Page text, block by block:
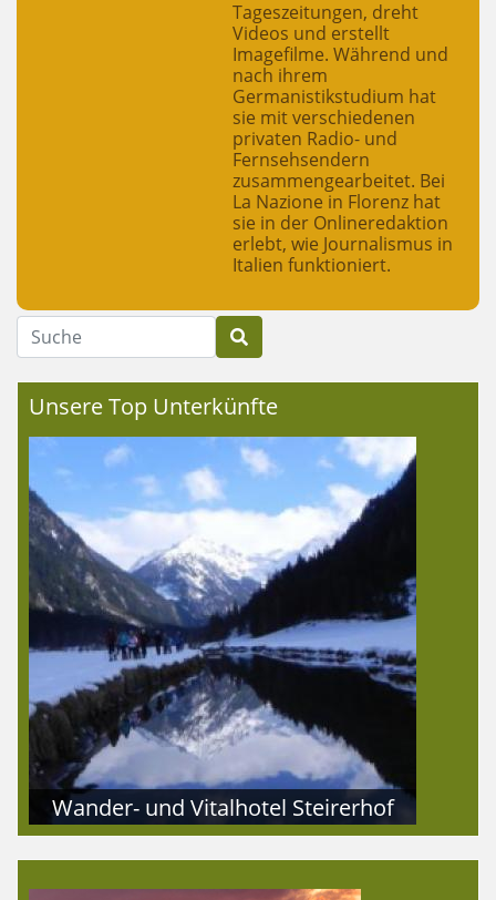
Tageszeitungen, dreht
Videos und erstellt
Imagefilme. Während und
nach ihrem
Germanistikstudium hat
sie mit verschiedenen
privaten Radio- und
Fernsehsendern
zusammengearbeitet. Bei
La Nazione in Florenz hat
sie in der Onlineredaktion
erlebt, wie Journalismus in
Italien funktioniert.
Suche
Unsere Top Unterkünfte
Wander- und Vitalhotel Steirerhof